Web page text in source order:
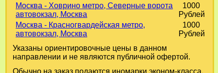
Москва - Ховрино метро, Северные ворота
автовокзал, Москва
1000
Рублей
Москва - Красногвардейская метро,
автовокзал, Москва
1000
Рублей
Указаны ориентировочные цены в данном
направлении и не являются публичной офертой.